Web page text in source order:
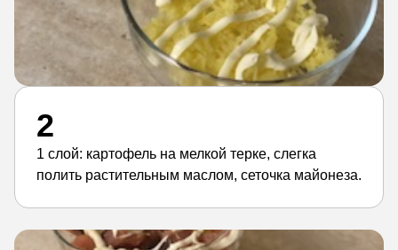
2
1 слой: картофель на мелкой терке, слегка
полить растительным маслом, сеточка майонеза.